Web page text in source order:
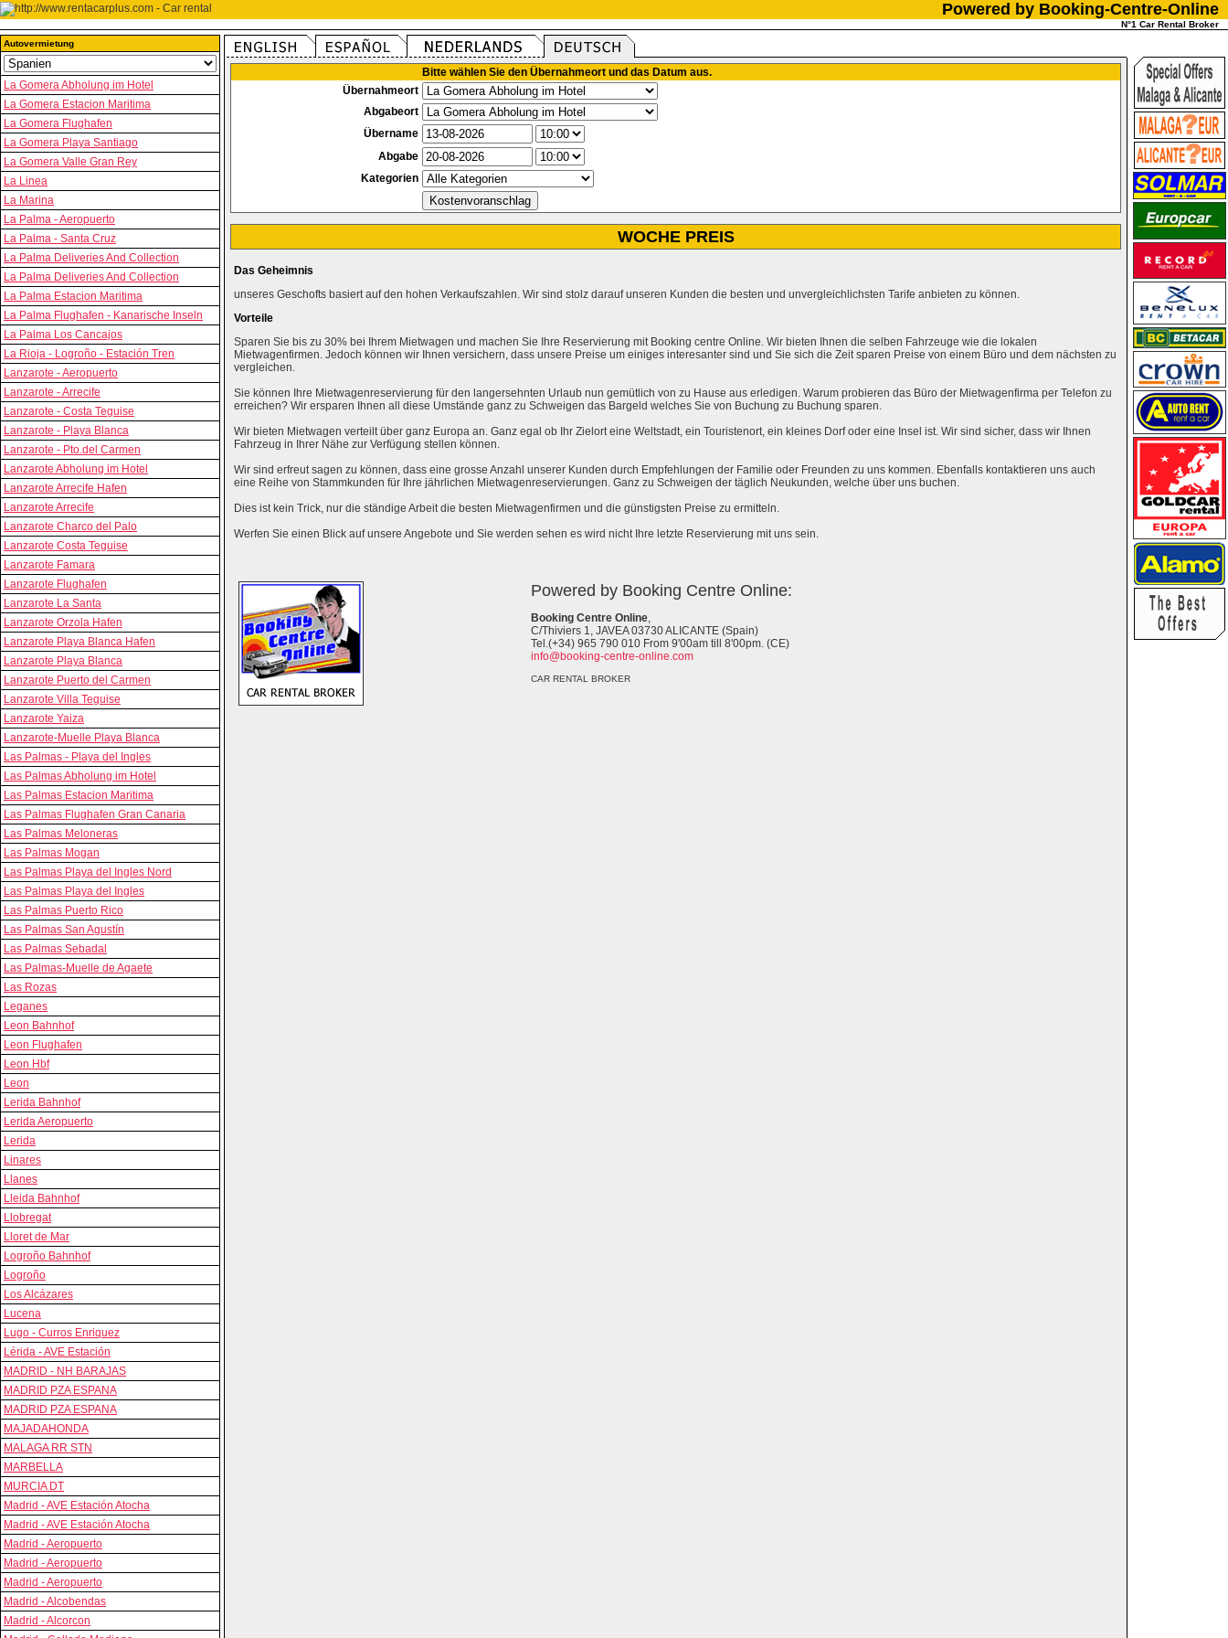
Powered by Booking-Centre-Online
N°1 Car Rental Broker
Autovermietung
La Gomera Abholung im Hotel
La Gomera Estacion Maritima
La Gomera Flughafen
La Gomera Playa Santiago
La Gomera Valle Gran Rey
La Linea
La Marina
La Palma - Aeropuerto
La Palma - Santa Cruz
La Palma Deliveries And Collection
La Palma Deliveries And Collection
La Palma Estacion Maritima
La Palma Flughafen - Kanarische Inseln
La Palma Los Cancajos
La Rioja - Logroño - Estación Tren
Lanzarote - Aeropuerto
Lanzarote - Arrecife
Lanzarote - Costa Teguise
Lanzarote - Playa Blanca
Lanzarote - Pto.del Carmen
Lanzarote Abholung im Hotel
Lanzarote Arrecife Hafen
Lanzarote Arrecife
Lanzarote Charco del Palo
Lanzarote Costa Teguise
Lanzarote Famara
Lanzarote Flughafen
Lanzarote La Santa
Lanzarote Orzola Hafen
Lanzarote Playa Blanca Hafen
Lanzarote Playa Blanca
Lanzarote Puerto del Carmen
Lanzarote Villa Teguise
Lanzarote Yaiza
Lanzarote-Muelle Playa Blanca
Las Palmas - Playa del Ingles
Las Palmas Abholung im Hotel
Las Palmas Estacion Maritima
Las Palmas Flughafen Gran Canaria
Las Palmas Meloneras
Las Palmas Mogan
Las Palmas Playa del Ingles Nord
Las Palmas Playa del Ingles
Las Palmas Puerto Rico
Las Palmas San Agustín
Las Palmas Sebadal
Las Palmas-Muelle de Agaete
Las Rozas
Leganes
Leon Bahnhof
Leon Flughafen
Leon Hbf
Leon
Lerida Bahnhof
Lerida Aeropuerto
Lerida
Linares
Llanes
Lleida Bahnhof
Llobregat
Lloret de Mar
Logroño Bahnhof
Logroño
Los Alcázares
Lucena
Lugo - Curros Enriquez
Lérida - AVE Estación
MADRID - NH BARAJAS
MADRID PZA ESPANA
MADRID PZA ESPANA
MAJADAHONDA
MALAGA RR STN
MARBELLA
MURCIA DT
Madrid - AVE Estación Atocha
Madrid - AVE Estación Atocha
Madrid - Aeropuerto
Madrid - Aeropuerto
Madrid - Aeropuerto
Madrid - Alcobendas
Madrid - Alcorcon
Bitte wählen Sie den Übernahmeort und das Datum aus.
Übernahmeort
Abgabeort
Übername
Abgabe
Kategorien
WOCHE PREIS
Das Geheimnis
unseres Geschofts basiert auf den hohen Verkaufszahlen. Wir sind stolz darauf unseren Kunden die besten und unvergleichlichsten Tarife anbieten zu können.
Vorteile
Sparen Sie bis zu 30% bei Ihrem Mietwagen und machen Sie Ihre Reservierung mit Booking centre Online. Wir bieten Ihnen die selben Fahrzeuge wie die lokalen
Mietwagenfirmen. Jedoch können wir Ihnen versichern, dass unsere Preise um einiges interesanter sind und Sie sich die Zeit sparen Preise von einem Büro und dem nächsten zu
vergleichen.
Sie können Ihre Mietwagenreservierung für den langersehnten Urlaub nun gemütlich von zu Hause aus erledigen. Warum probieren das Büro der Mietwagenfirma per Telefon zu
erreichen? Wir ersparen Ihnen all diese Umstände ganz zu Schweigen das Bargeld welches Sie von Buchung zu Buchung sparen.
Wir bieten Mietwagen verteilt über ganz Europa an. Ganz egal ob Ihr Zielort eine Weltstadt, ein Touristenort, ein kleines Dorf oder eine Insel ist. Wir sind sicher, dass wir Ihnen
Fahrzeug in Ihrer Nähe zur Verfügung stellen können.
Wir sind erfreut sagen zu können, dass eine grosse Anzahl unserer Kunden durch Empfehlungen der Familie oder Freunden zu uns kommen. Ebenfalls kontaktieren uns auch
eine Reihe von Stammkunden für Ihre jährlichen Mietwagenreservierungen. Ganz zu Schweigen der täglich Neukunden, welche über uns buchen.
Dies ist kein Trick, nur die ständige Arbeit die besten Mietwagenfirmen und die günstigsten Preise zu ermitteln.
Werfen Sie einen Blick auf unsere Angebote und Sie werden sehen es wird nicht Ihre letzte Reservierung mit uns sein.
Powered by Booking Centre Online:
Booking Centre Online,
C/Thiviers 1, JAVEA 03730 ALICANTE (Spain)
Tel.(+34) 965 790 010 From 9'00am till 8'00pm. (CE)
info@booking-centre-online.com
CAR RENTAL BROKER